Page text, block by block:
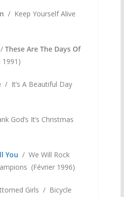
/ Keep Yourself Alive
These Are The Days Of
/ It’s A Beautiful Day
God’s It’s Christmas
You / We Will Rock
(Février 1996)
Girls / Bicycle